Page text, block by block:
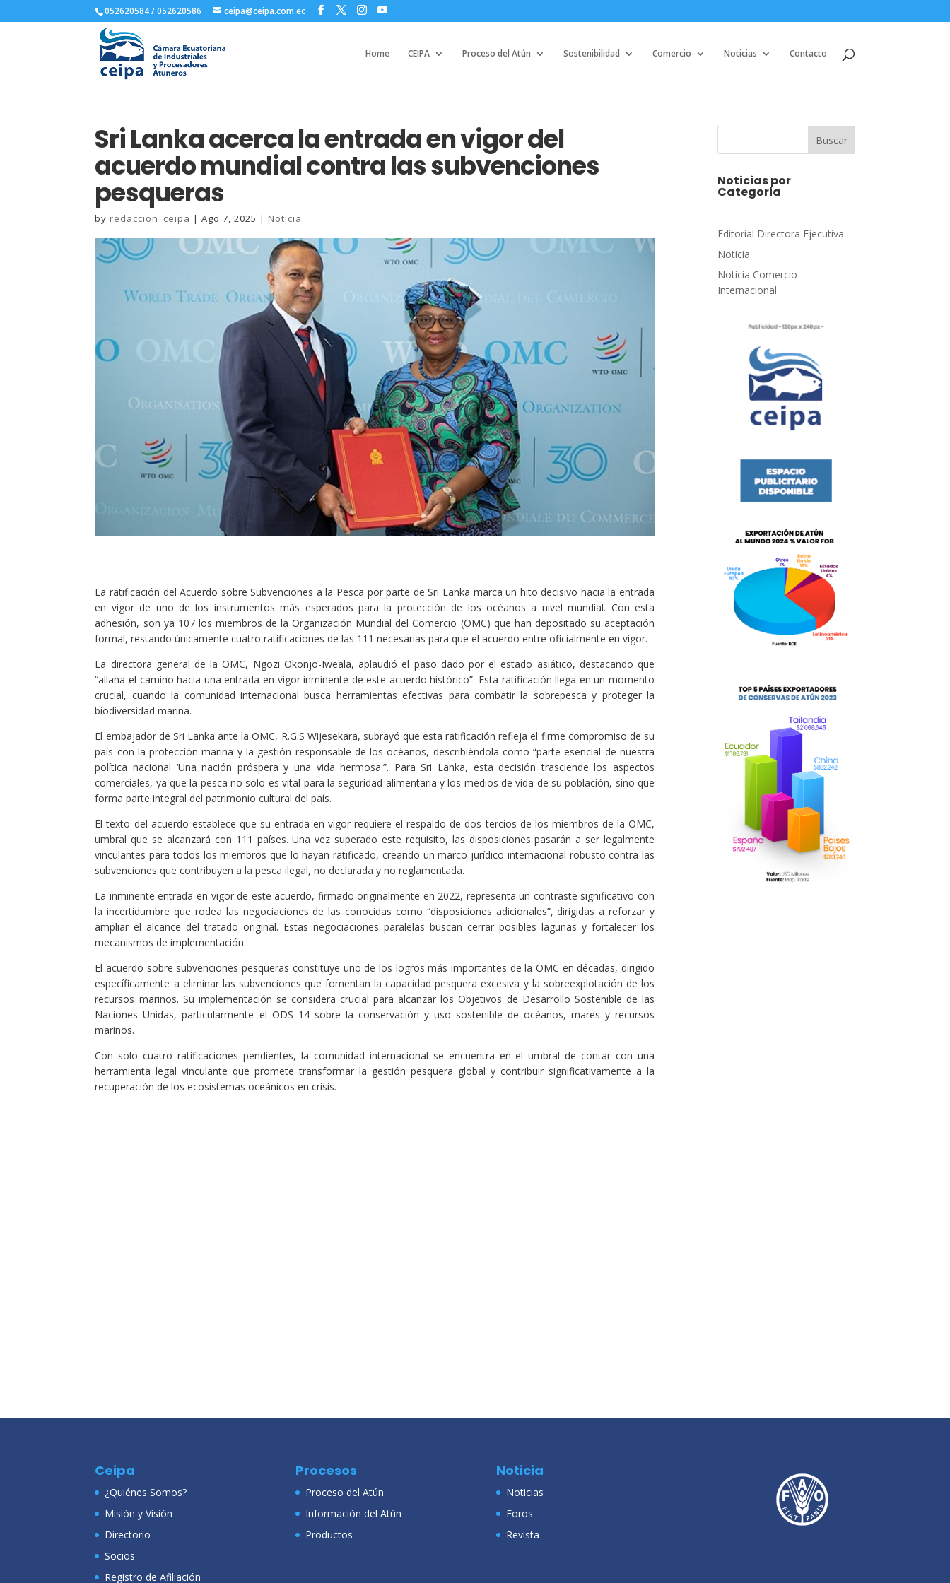
052620584 / 052620586 ceipa@ceipa.com.ec
Home CEIPA Proceso del Atún Sostenibilidad Comercio Noticias Contacto
Sri Lanka acerca la entrada en vigor del
acuerdo mundial contra las subvenciones
pesqueras
by redaccion_ceipa |Ago 7, 2025 | Noticia
La ratificación del Acuerdo sobre Subvenciones a la Pesca por parte de Sri Lanka marca un hito decisivo hacia la entrada
en vigor de uno de los instrumentos más esperados para la protección de los océanos a nivel mundial. Con esta
adhesión, son ya 107 los miembros de la Organización Mundial del Comercio (OMC) que han depositado su aceptación
formal, restando únicamente cuatro ratificaciones de las 111 necesarias para que el acuerdo entre oficialmente en vigor.
La directora general de la OMC, Ngozi Okonjo-Iweala, aplaudió el paso dado por el estado asiático, destacando que
“allana el camino hacia una entrada en vigor inminente de este acuerdo histórico”. Esta ratificación llega en un momento
crucial, cuando la comunidad internacional busca herramientas efectivas para combatir la sobrepesca y proteger la
biodiversidad marina.
El embajador de Sri Lanka ante la OMC, R.G.S Wijesekara, subrayó que esta ratificación refleja el firme compromiso de su
país con la protección marina y la gestión responsable de los océanos, describiéndola como “parte esencial de nuestra
política nacional ‘Una nación próspera y una vida hermosa'”. Para Sri Lanka, esta decisión trasciende los aspectos
comerciales, ya que la pesca no solo es vital para la seguridad alimentaria y los medios de vida de su población, sino que
forma parte integral del patrimonio cultural del país.
El texto del acuerdo establece que su entrada en vigor requiere el respaldo de dos tercios de los miembros de la OMC,
umbral que se alcanzará con 111 países. Una vez superado este requisito, las disposiciones pasarán a ser legalmente
vinculantes para todos los miembros que lo hayan ratificado, creando un marco jurídico internacional robusto contra las
subvenciones que contribuyen a la pesca ilegal, no declarada y no reglamentada.
La inminente entrada en vigor de este acuerdo, firmado originalmente en 2022, representa un contraste significativo con
la incertidumbre que rodea las negociaciones de las conocidas como “disposiciones adicionales”, dirigidas a reforzar y
ampliar el alcance del tratado original. Estas negociaciones paralelas buscan cerrar posibles lagunas y fortalecer los
mecanismos de implementación.
El acuerdo sobre subvenciones pesqueras constituye uno de los logros más importantes de la OMC en décadas, dirigido
específicamente a eliminar las subvenciones que fomentan la capacidad pesquera excesiva y la sobreexplotación de los
recursos marinos. Su implementación se considera crucial para alcanzar los Objetivos de Desarrollo Sostenible de las
Naciones Unidas, particularmente el ODS 14 sobre la conservación y uso sostenible de océanos, mares y recursos
marinos.
Con solo cuatro ratificaciones pendientes, la comunidad internacional se encuentra en el umbral de contar con una
herramienta legal vinculante que promete transformar la gestión pesquera global y contribuir significativamente a la
recuperación de los ecosistemas oceánicos en crisis.
Buscar
Noticias por
Categoria
Editorial Directora Ejecutiva
Noticia
Noticia Comercio
Internacional
Ceipa
¿Quiénes Somos?
Misión y Visión
Directorio
Socios
Registro de Afiliación
Procesos
Proceso del Atún
Información del Atún
Productos
Noticia
Noticias
Foros
Revista